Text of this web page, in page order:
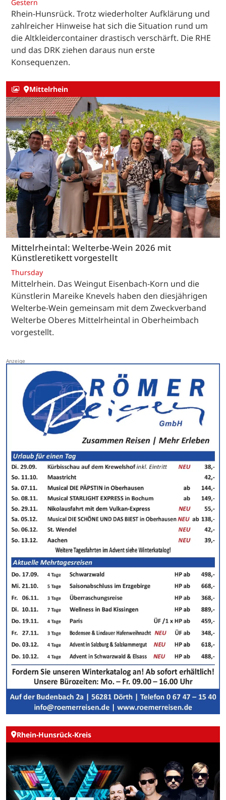
Gestern
Rhein-Hunsrück. Trotz wiederholter Aufklärung und
zahlreicher Hinweise hat sich die Situation rund um
die Altkleidercontainer drastisch verschärft. Die RHE
und das DRK ziehen daraus nun erste
Konsequenzen.
Mittelrhein
Mittelrheintal: Welterbe-Wein 2026 mit
Künstleretikett vorgestellt
Thursday
Mittelrhein. Das Weingut Eisenbach-Korn und die
Künstlerin Mareike Knevels haben den diesjährigen
Welterbe-Wein gemeinsam mit dem Zweckverband
Welterbe Oberes Mittelrheintal in Oberheimbach
vorgestellt.
Rhein-Hunsrück-Kreis